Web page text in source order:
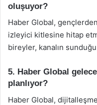
oluşuyor?
Haber Global,
izleyici kitlesine hitap
bireyler, kanalın
5. Haber Global
planlıyor?
Haber Global,